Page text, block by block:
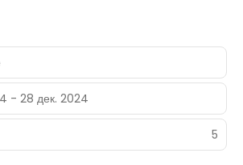
shuttle is provided for a
24 hours), and self parking (subject
onsite.
- 28 дек. 2024
5